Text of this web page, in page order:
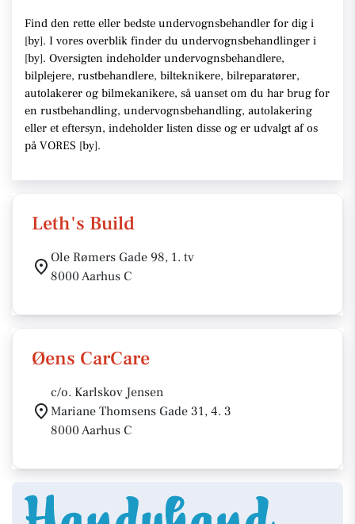
Find den rette eller bedste undervognsbehandler for dig i
[by]. I vores overblik finder du undervognsbehandlinger i
[by]. Oversigten indeholder undervognsbehandlere,
bilplejere, rustbehandlere, bilteknikere, bilreparatører,
autolakerer og bilmekanikere, så uanset om du har brug for
en rustbehandling, undervognsbehandling, autolakering
eller et eftersyn, indeholder listen disse og er udvalgt af os
på VORES [by].
Leth's Build
Ole Rømers Gade 98, 1. tv
8000 Aarhus C
Øens CarCare
c/o. Karlskov Jensen
Mariane Thomsens Gade 31, 4. 3
8000 Aarhus C